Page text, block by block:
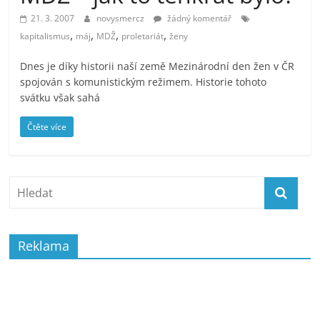
21. 3. 2007 novysmercz
žádný komentář
kapitalismus, máj, MDŽ, proletariát,ženy
Dnes je díky historii naší země Mezinárodní den žen v ČR
spojován s komunistickým režimem. Historie tohoto
svátku však sahá
Čtěte více
Reklama